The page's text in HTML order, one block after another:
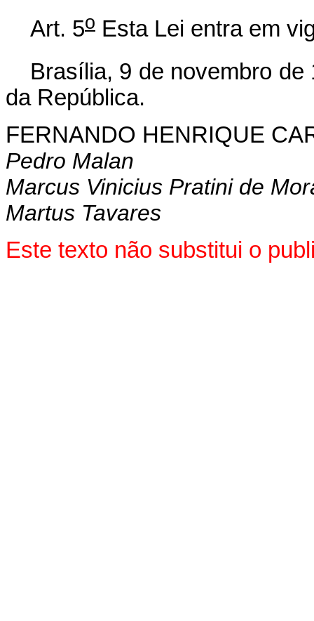
Art. 5o Esta Lei entra em
Brasília, 9 de novembro de
da República.
FERNANDO HENRIQUE
Pedro Malan
Marcus Vinicius Pratini de
Martus Tavares
Este texto não substitui o